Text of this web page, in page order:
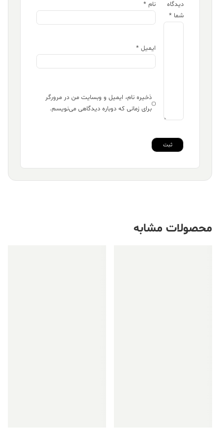
دیدگاه
شما *
نام *
ایمیل *
ذخیره نام، ایمیل و وبسایت من در مرورگر
برای زمانی که دوباره دیدگاهی می‌نویسم.
محصولات مشابه